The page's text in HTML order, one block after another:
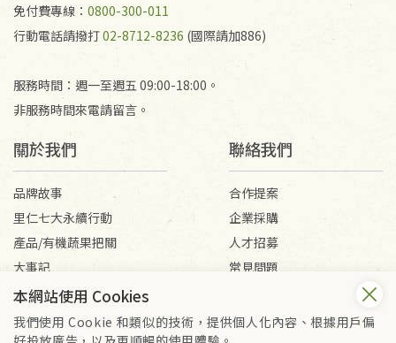
免付費專線： 0800-300-011
行動電話請撥打02-8712-8236 (國際請加886)
服務時間：週一至週五 09:00-18:00。
非服務時間來電請留言。
關於我們
品牌故事
里仁七大永續行動
產品/有機蔬果把關
大事記
媒體報導
聯絡我們
合作提案
企業採購
人才招募
常見問題
本網站使用 Cookies
我們使用 Cookie 和類似的技術，提供個人化內容、根據用戶偏